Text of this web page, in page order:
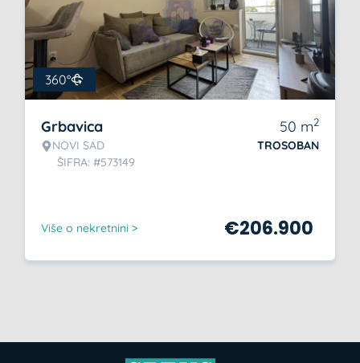
360°
Grbavica
NOVI SAD
ŠIFRA: #573149
50 m2
TROSOBAN
Više o nekretnini > €206.900